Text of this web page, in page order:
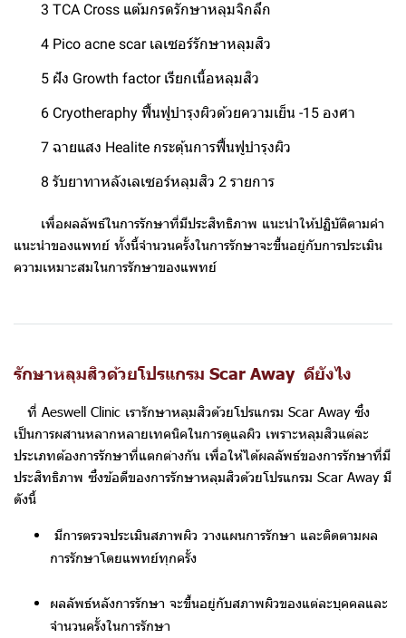
3 TCA Cross แต้มกรดรักษาหลุมจิกลึก
4 Pico acne scar เลเซอร์รักษาหลุมสิว
5 ฝัง Growth factor เรียกเนื้อหลุมสิว
6 Cryotheraphy ฟื้นฟูบำรุงผิวด้วยความเย็น -15 องศา
7 ฉายแสง Healite กระตุ้นการฟื้นฟูบำรุงผิว
8 รับยาทาหลังเลเซอร์หลุมสิว 2 รายการ
เพื่อผลลัพธ์ในการรักษาที่มีประสิทธิภาพ แนะนำให้ปฏิบัติตามคำ
แนะนำของแพทย์ ทั้งนี้จำนวนครั้งในการรักษาจะขึ้นอยู่กับการประเมิน
ความเหมาะสมในการรักษาของแพทย์
รักษาหลุมสิวด้วยโปรแกรม Scar Away ดียังไง
ที่ Aeswell Clinic เรารักษาหลุมสิวด้วยโปรแกรม Scar Away ซึ่ง
เป็นการผสานหลากหลายเทคนิคในการดูแลผิว เพราะหลุมสิวแต่ละ
ประเภทต้องการรักษาที่แตกต่างกัน เพื่อให้ได้ผลลัพธ์ของการรักษาที่มี
ประสิทธิภาพ ซึ่งข้อดีของการรักษาหลุมสิวด้วยโปรแกรม Scar Away มี
ดังนี้
มีการตรวจประเมินสภาพผิว วางแผนการรักษา และติดตามผล
การรักษาโดยแพทย์ทุกครั้ง
ผลลัพธ์หลังการรักษา จะขึ้นอยู่กับสภาพผิวของแต่ละบุคคลและ
จำนวนครั้งในการรักษา